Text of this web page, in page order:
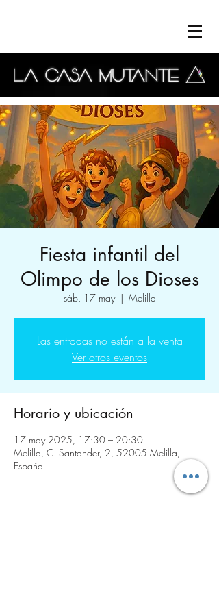
Fiesta infantil del
Olimpo de los Dioses
sáb, 17 may
  |
Melilla
Las entradas no están a la venta
Ver otros eventos
Horario y ubicación
17 may 2025, 17:30 – 20:30
Melilla, C. Santander, 2, 52005 Melilla,
España